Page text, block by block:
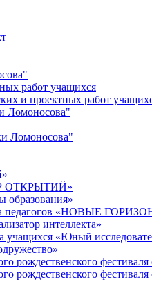
работ учащихся
и проектных работ
Ломоносова"
Ломоносова"
ОТКРЫТИЙ»
образования»
педагогов «НОВЫЕ
интеллекта»
учащихся «Юный
рождественского
рождественского